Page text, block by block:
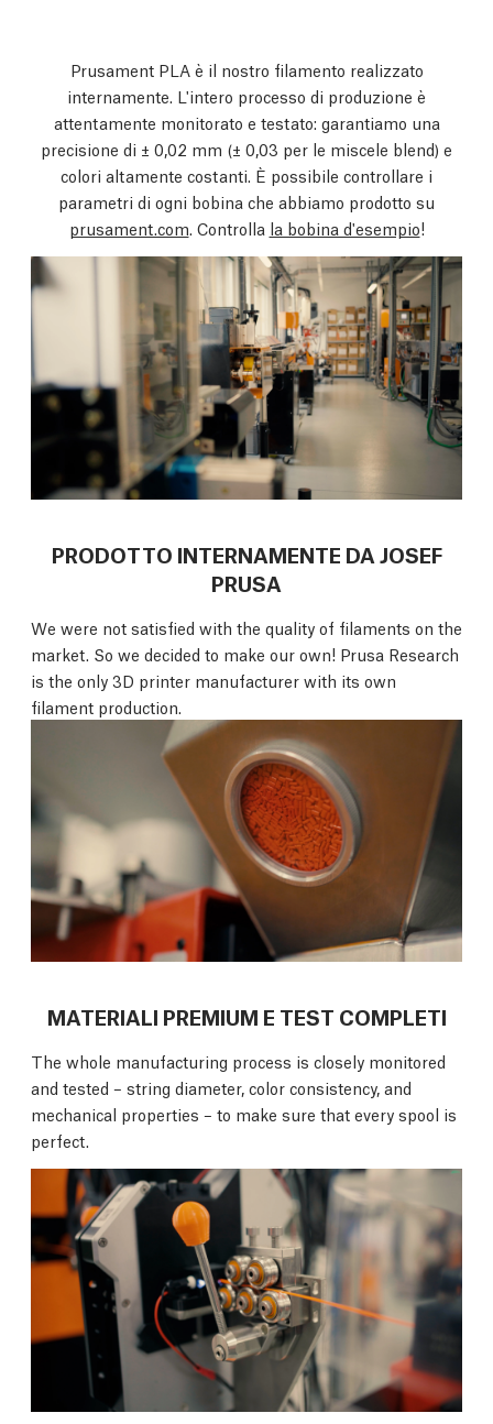
Prusament PLA è il nostro filamento realizzato
internamente. L'intero processo di produzione è
attentamente monitorato e testato: garantiamo una
precisione di ± 0,02 mm (± 0,03 per le miscele blend) e
colori altamente costanti. È possibile controllare i
parametri di ogni bobina che abbiamo prodotto su
prusament.com. Controlla la bobina d'esempio!
PRODOTTO INTERNAMENTE DA JOSEF
PRUSA
We were not satisfied with the quality of filaments on the
market. So we decided to make our own! Prusa Research
is the only 3D printer manufacturer with its own
filament production.
MATERIALI PREMIUM E TEST COMPLETI
The whole manufacturing process is closely monitored
and tested – string diameter, color consistency, and
mechanical properties – to make sure that every spool is
perfect.